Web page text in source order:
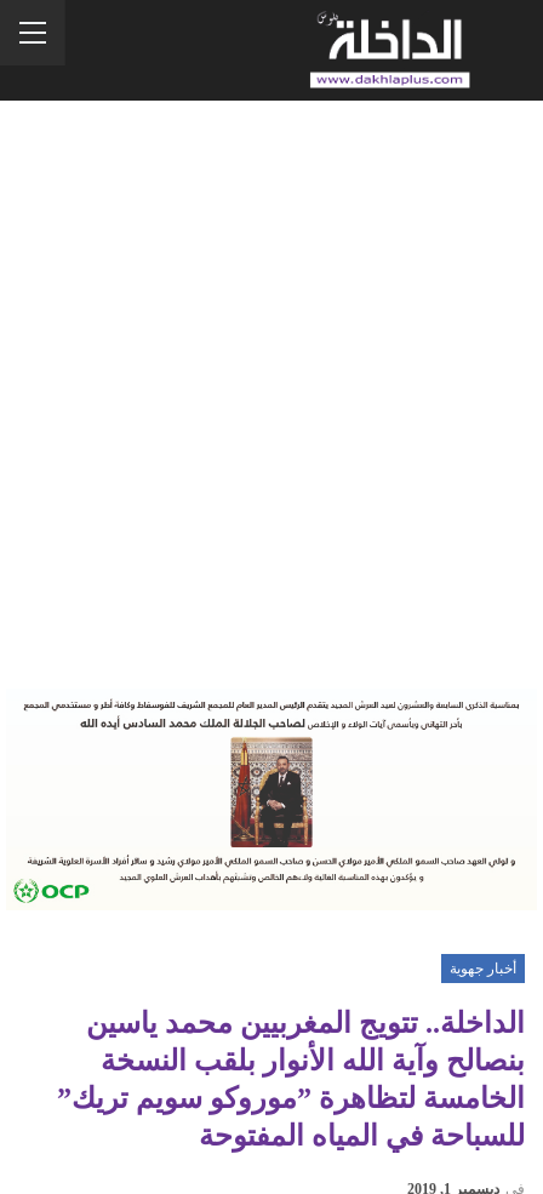
أخبار جهوية
الداخلة.. تتويج المغربيين محمد ياسين
بنصالح وآية الله الأنوار بلقب النسخة
الخامسة لتظاهرة ”موروكو سويم تريك”
للسباحة في المياه المفتوحة
في ديسمبر 1, 2019